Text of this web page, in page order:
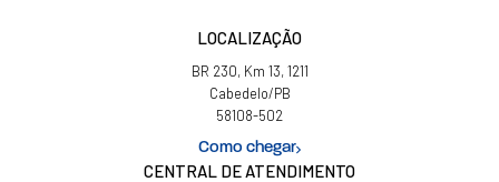
LOCALIZAÇÃO
BR 230, Km 13, 1211
Cabedelo/PB
58108-502
Como chegar
CENTRAL DE ATENDIMENTO